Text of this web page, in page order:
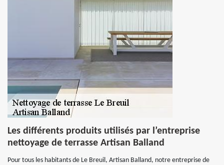
Les différents produits utilisés par l’entreprise
nettoyage de terrasse Artisan Balland
Pour tous les habitants de Le Breuil, Artisan Balland, notre entreprise de